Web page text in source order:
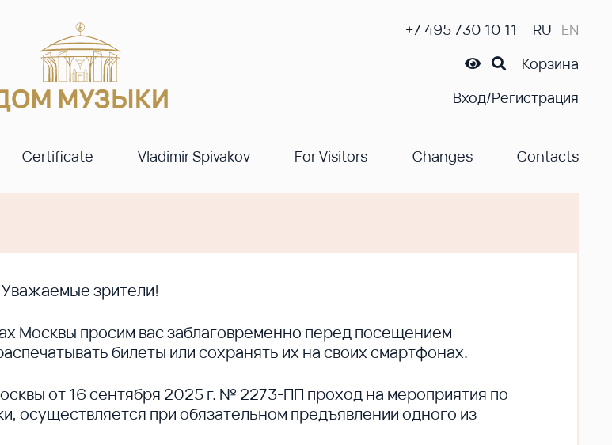
+7 495 730 10 11 RU EN
Корзина
Вход/Регистрация
Certificate Vladimir Spivakov For Visitors Changes Contacts
Уважаемые зрители!
Москвы просим вас заблаговременно перед посещением
билеты или сохранять их на своих смартфонах.
от 16 сентября 2025 г. № 2273-ПП проход на мероприятия по
осуществляется при обязательном предъявлении одного из